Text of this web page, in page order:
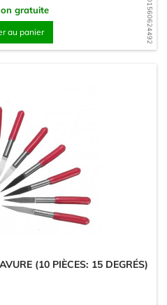
WD1560624492
gratuite
au panier
(10 PIÈCES: 15 DEGRÉS)